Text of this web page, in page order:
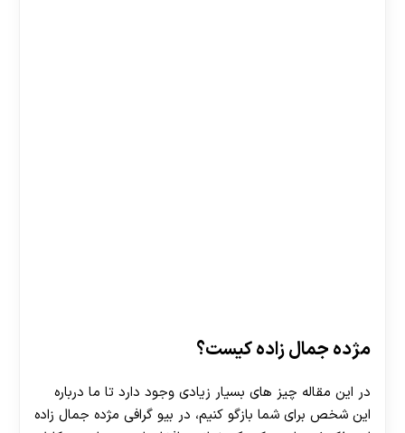
مژده جمال زاده کیست؟
در این مقاله چیز های بسیار زیادی وجود دارد تا ما درباره
این شخص برای شما بازگو کنیم، در بیو گرافی مژده جمال زاده